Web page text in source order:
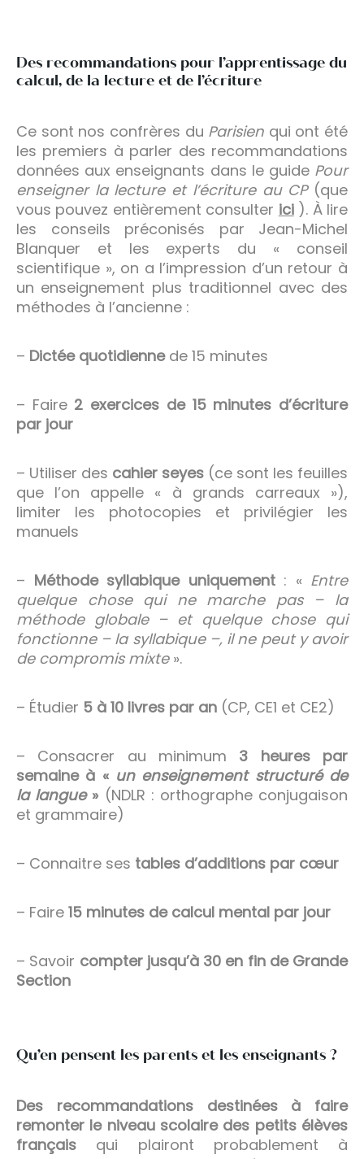
Des recommandations pour l’apprentissage du
calcul, de la lecture et de l’écriture
Ce sont nos confrères du Parisien qui ont été
les premiers à parler des recommandations
données aux enseignants dans le guide Pour
enseigner la lecture et l’écriture au CP(que
vous pouvez entièrement consulter ici). À lire
les conseils préconisés par Jean-Michel
Blanquer et les experts du « conseil
scientifique », on a l’impression d’un retour à
un enseignement plus traditionnel avec des
méthodes à l’ancienne :
– Dictée quotidiennede 15 minutes
– Faire 2 exercices de 15 minutes d’écriture
par jour
– Utiliser des cahier seyes (ce sont les feuilles
que l’on appelle « à grands carreaux »),
limiter les photocopies et privilégier les
manuels
– Méthode syllabique uniquement: « Entre
quelque chose qui ne marche pas – la
méthode globale – et quelque chose qui
fonctionne – la syllabique –, il ne peut y avoir
de compromis mixte».
– Étudier 5 à 10 livres par an (CP, CE1 et CE2)
– Consacrer au minimum 3 heures par
semaine à « un enseignement structuré de
la langue» (NDLR : orthographe conjugaison
et grammaire)
– Connaitre ses tables d’additions par cœur
– Faire 15 minutes de calcul mental par jour
– Savoir compter jusqu’à 30 en fin de Grande
Section
Qu’en pensent les parents et les enseignants ?
Des recommandations destinées à faire
remonter le niveau scolaire des petits élèves
français qui plairont probablement à